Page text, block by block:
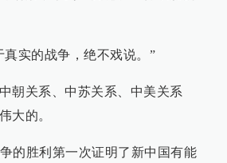
实的战争，绝不戏说。”
朝关系、中苏关系、中美关系
大的。
的胜利第一次证明了新中国有能